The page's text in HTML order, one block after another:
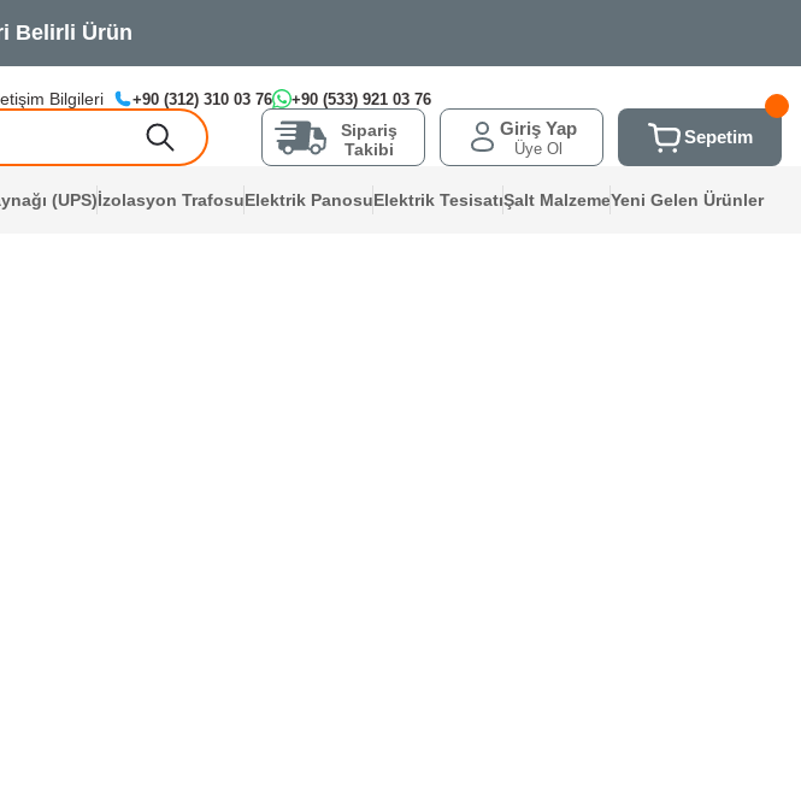
Bilgileri +90 (312) 310 03 76 +90 (533) 921 03 76
Sipariş
Takibi
Giriş Yap
Üye Ol
Sepetim
(UPS)İzolasyon TrafosuElektrik PanosuElektrik TesisatıŞalt MalzemeYeni Gelen Ürünler